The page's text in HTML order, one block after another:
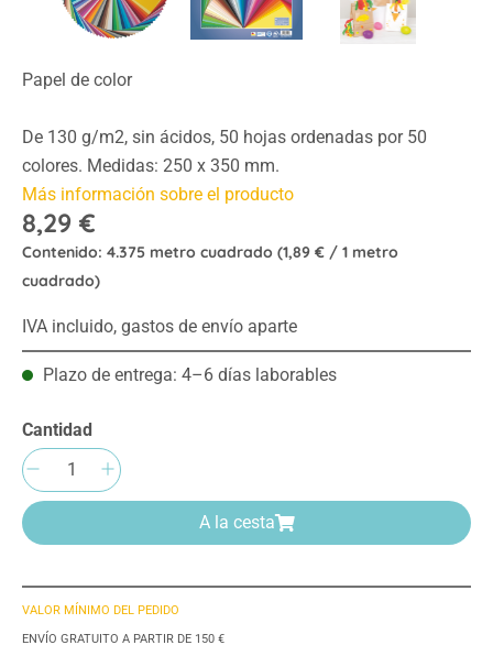
Papel de color
De 130 g/m2, sin ácidos, 50 hojas ordenadas por 50
colores. Medidas: 250 x 350 mm.
Más información sobre el producto
8,29 €
Contenido: 4.375 metro cuadrado (1,89 € / 1 metro
cuadrado)
IVA incluido, gastos de envío aparte
Plazo de entrega: 4–6 días laborables
Cantidad
Cantidad del producto: introduce la
A la cesta
VALOR MÍNIMO DEL PEDIDO
ENVÍO GRATUITO A PARTIR DE 150 €